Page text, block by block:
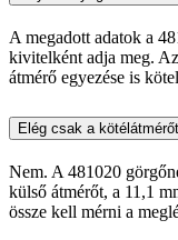
A megadott adatok a
kivitelként adja meg.
átmérő egyezése is
Elég csak a
Nem. A 481020
külső átmérőt, a 11,1
össze kell mérni a